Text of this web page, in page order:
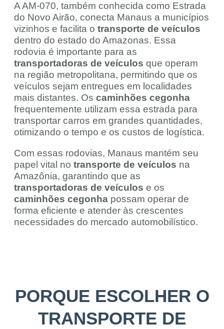
A AM-070, também conhecida como Estrada
do Novo Airão, conecta Manaus a municípios
vizinhos e facilita o transporte de veículos
dentro do estado do Amazonas. Essa
rodovia é importante para as
transportadoras de veículos que operam
na região metropolitana, permitindo que os
veículos sejam entregues em localidades
mais distantes. Os caminhões cegonha
frequentemente utilizam essa estrada para
transportar carros em grandes quantidades,
otimizando o tempo e os custos de logística.
Com essas rodovias, Manaus mantém seu
papel vital no transporte de veículos na
Amazônia, garantindo que as
transportadoras de veículos e os
caminhões cegonha possam operar de
forma eficiente e atender às crescentes
necessidades do mercado automobilístico.
PORQUE ESCOLHER O
TRANSPORTE DE